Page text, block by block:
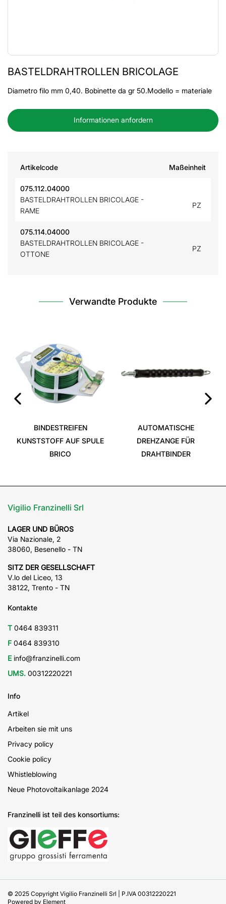
BASTELDRAHTROLLEN BRICOLAGE
Diametro filo mm 0,40. Bobinette da gr 50.Modello = materiale
Informationen anfordern
Artikelcode Maßeinheit
075.112.04000
BASTELDRAHTROLLEN BRICOLAGE -
RAME
PZ
075.114.04000
BASTELDRAHTROLLEN BRICOLAGE -
OTTONE
PZ
Verwandte Produkte
BINDESTREIFEN
KUNSTSTOFF AUF SPULE
BRICO
AUTOMATISCHE
DREHZANGE FÜR
DRAHTBINDER
Vigilio Franzinelli Srl
LAGER UND BÜROS
Via Nazionale, 2
38060, Besenello - TN
SITZ DER GESELLSCHAFT
V.lo del Liceo, 13
38122, Trento - TN
Kontakte
T 0464 839311
F 0464 839310
E info@franzinelli.com
UMS. 00312220221
Info
Artikel
Arbeiten sie mit uns
Privacy policy
Cookie policy
Whistleblowing
Neue Photovoltaikanlage 2024
Franzinelli ist teil des konsortiums:
© 2025 Copyright Vigilio Franzinelli Srl | P.IVA 00312220221
Powered by Element